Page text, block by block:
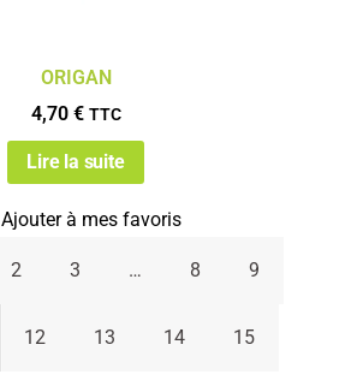
ORIGAN
4,70 € TTC
Lire la suite
Ajouter à mes favoris
2 3 … 8 9
12 13 14 15